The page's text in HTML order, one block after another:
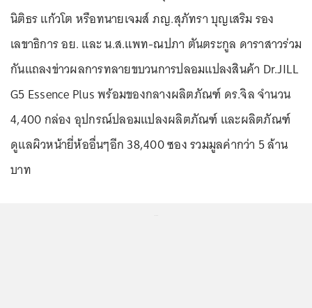
นิติธร แก้วโต หรือทนายเจมส์ ภญ.สุภัทรา บุญเสริม รอง
เลขาธิการ อย. และ น.ส.แพท-ณปภา ตันตระกูล ดาราสาวร่วม
กันแถลงข่าวผลการทลายขบวนการปลอมแปลงสินค้า Dr.JILL
G5 Essence Plus พร้อมของกลางผลิตภัณฑ์ ดร.จิล จำนวน
4,400 กล่อง อุปกรณ์ปลอมแปลงผลิตภัณฑ์ และผลิตภัณฑ์
ดูแลผิวหน้ายี่ห้ออื่นๆอีก 38,400 ซอง รวมมูลค่ากว่า 5 ล้าน
บาท